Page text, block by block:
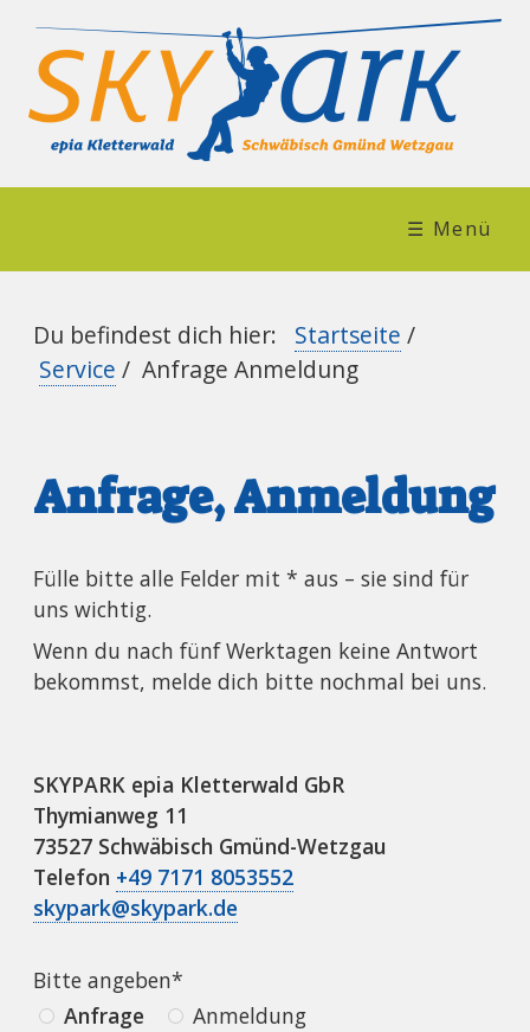
☰ Menü
Du befindest dich hier: Startseite /
Service / Anfrage Anmeldung
Anfrage, Anmeldung
Fülle bitte alle Felder mit * aus – sie sind für
uns wichtig.
Wenn du nach fünf Werktagen keine Antwort
bekommst, melde dich bitte nochmal bei uns.
SKYPARK epia Kletterwald GbR
Thymianweg 11
73527 Schwäbisch Gmünd-Wetzgau
Telefon +49 7171 8053552
skypark@skypark.de
Bitte angeben*
Anfrage
Anmeldung